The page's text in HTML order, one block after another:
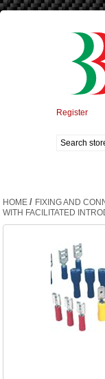
Register
HOME / FIXING AND
WITH FACILITATED